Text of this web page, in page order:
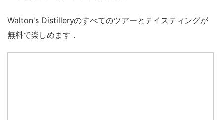
Walton's Distilleryのすべてのツアーとテイスティングが
無料で楽しめます．